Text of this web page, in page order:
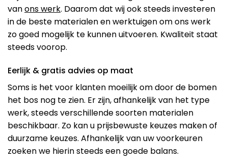
vanons werk. Daarom dat wij ook steeds investeren
in de beste materialen en werktuigen om ons werk
zo goed mogelijk te kunnen uitvoeren. Kwaliteit staat
steeds voorop.
Eerlijk & gratis advies op maat
Soms is het voor klanten moeilijk om door de bomen
het bos nog te zien. Er zijn, afhankelijk van het type
werk, steeds verschillende soorten materialen
beschikbaar. Zo kan u prijsbewuste keuzes maken of
duurzame keuzes. Afhankelijk van uw voorkeuren
zoeken we hierin steeds een goede balans.